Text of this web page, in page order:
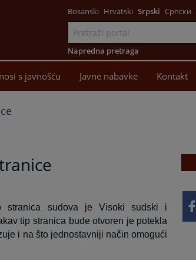
Bosanski Hrvatski Srpski Српски
Napredna pretraga
s javnošću Javne nabavke Kontakt
stranica sudova je Visoki sudski i
tip stranica bude otvoren je potekla
i na što jednostavniji način omogući